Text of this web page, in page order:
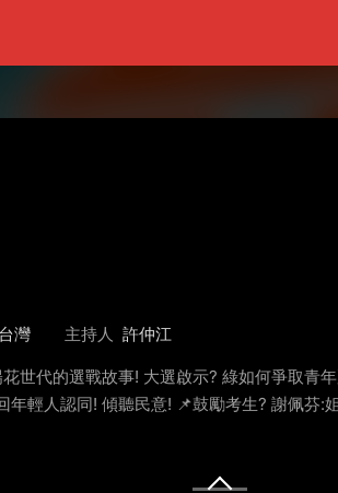
台灣 主持人 許仲江
世代的選戰故事! 大選啟示? 綠如何爭取
輕人認同! 傾聽民意! 📌鼓勵考生? 謝佩芬